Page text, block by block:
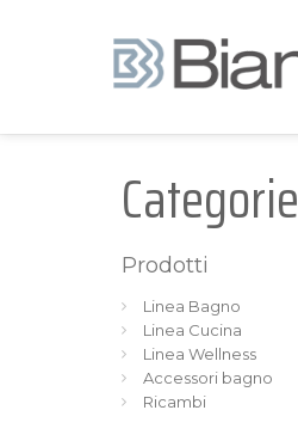
Categorie
Prodotti
Linea Bagno
Linea Cucina
Linea Wellness
Accessori bagno
Ricambi